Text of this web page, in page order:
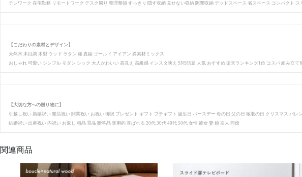
テレワーク 在宅勤務 リモートワーク デスク周り 整理整頓 すっきり 隠す収納 見せない収納 隙間収納 デッドスペース 省スペース コンパクト ス
【こだわりの素材とデザイン】
天然木 木目調 木製 ウッド ラタン 籐 真鍮 ゴールド アイアン 異素材ミックス
おしゃれ 可愛い シンプル モダン シック 大人かわいい 高見え 高級感 インスタ映え SNS話題 人気 おすすめ 楽天ランキング1位 コスパ 組み立て
【大切な方への贈り物に】
引越し祝い 新築祝い 開店祝い 開業祝い お祝い 御祝 プレゼント ギフト プチギフト 誕生日 バースデー 母の日 父の日 敬老の日 クリスマス バレ
結婚祝い 出産祝い 内祝い お返し 粗品 景品 贈答品 実用的 喜ばれる 20代 30代 40代 50代 女性 彼女 妻 娘 友人 同僚
関連商品